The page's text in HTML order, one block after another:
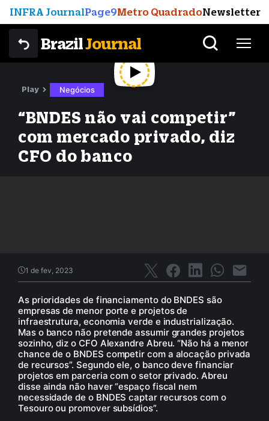
INFRA JournalPage9Metro QuadradoNewsletter
BrazilJournal
Play Negócios
“BNDES não vai competir”
com mercado privado, diz
CFO do banco
1 de fev, 2023
As prioridades de financiamento do BNDES são
empresas de menor porte e projetos de
infraestrutura, economia verde e industrialização.
Mas o banco não pretende assumir grandes projetos
sozinho, diz o CFO Alexandre Abreu. “Não há a menor
chance de o BNDES competir com a alocação privada
de recursos”. Segundo ele, o banco deve financiar
projetos em parceria com o setor privado. Abreu
disse ainda não haver “espaço fiscal nem
necessidade de o BNDES captar recursos com o
Tesouro ou promover subsídios”.